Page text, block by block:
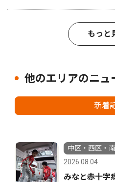
もっと
他のエリアのニュ
新着
中区・西区・
2026.08.04
みなと赤十